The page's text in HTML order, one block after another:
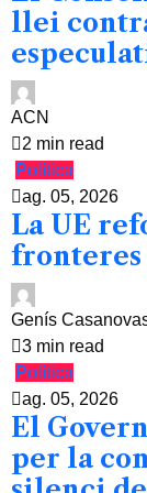
llei
ACN
2 min read
Política
ag. 05, 2026
La UE
fronteres
Genís
3 min read
Política
ag. 05, 2026
El
per la